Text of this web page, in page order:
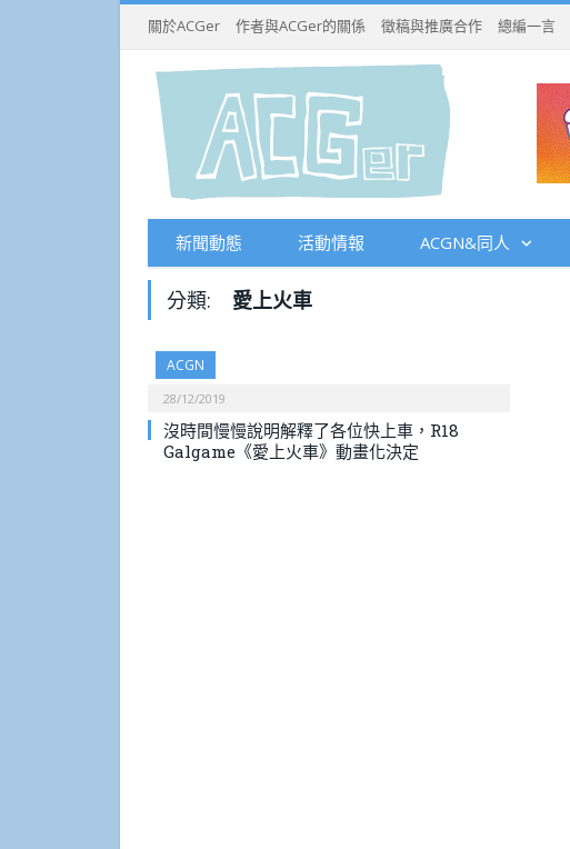
關於ACGer 作者與ACGer的關係 徵稿與推廣合作 總編一言
新聞動態 活動情報 ACGN&同人
分類: 愛上火車
ACGN
28/12/2019
沒時間慢慢說明解釋了各位快上車，R18
Galgame《愛上火車》動畫化決定